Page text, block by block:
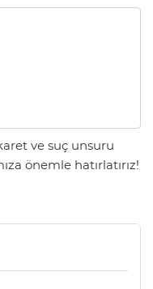
ve suç unsuru
önemle hatırlatırız!